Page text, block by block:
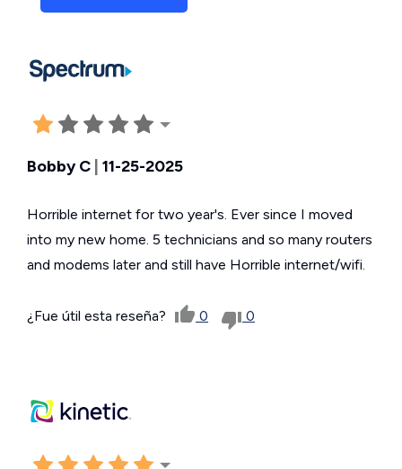
Bobby C 11-25-2025
Horrible internet for two year's. Ever since I moved
into my new home. 5 technicians and so many routers
and modems later and still have Horrible internet/wifi.
¿Fue útil esta reseña? 0 0